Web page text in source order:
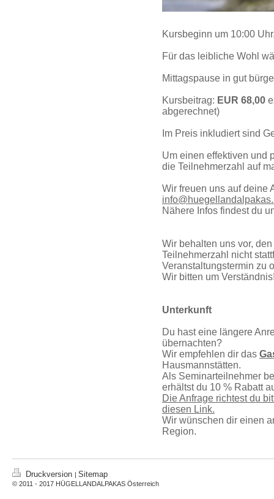
Kursbeginn um 10:00
Für das leibliche Wohl
Mittagspause in gut
Kursbeitrag: EUR 68,00
abgerechnet)
Im Preis inkludiert sind
Um einen effektiven und
die Teilnehmerzahl auf
Wir freuen uns auf deine
Nähere Infos findest du
Wir behalten uns vor,
Teilnehmerzahl nicht
Veranstaltungstermin zu
Wir bitten um
Unterkunft
Du hast eine längere
übernachten?
Wir empfehlen dir das
Hausmannstätten.
Als Seminarteilnehmer
erhältst du 10 % Rabatt
Die Anfrage richtest du
diesen Link.
Wir wünschen dir einen
Region.
Druckversion Sitemap
© 2011 - 2017 HÜGELLANDALPAKAS Österreich